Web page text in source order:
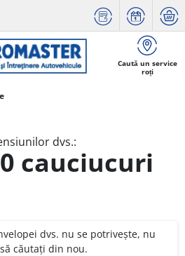
Caută un service
roți
dvs.:
cauciucuri
dvs. nu se potrivește, nu
căutați din nou.